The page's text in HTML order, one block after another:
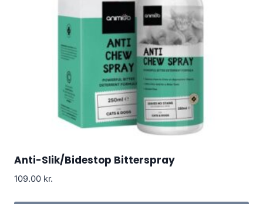
Anti-Slik/Bidestop Bitterspray
109.00 kr.